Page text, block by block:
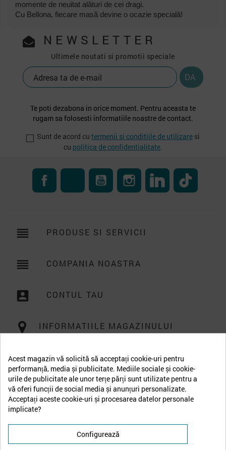
momente de neuitat alături de cei dragi.
Cu Bellona, fiecare masă devine o ocazie specială!
NEWSLETTER
Ultimele noutati si promotii speciale
Te poti dezabona in orice moment. Pentru aceasta te
rugam sa folosesti informatiile noastre de contact.
Sunt de acord cu termenii si conditiile de utilizare si
cu politica de confidentialitate.
FacebookRSS YouTube InstagramLinkedIn
reorder PRODUSE SI SERVICII
reorder COMPANIA NOASTRA
account_box CONTUL TAU
INFORMATIILE MAGAZINULUI
Acest magazin vă solicită să acceptați cookie-uri pentru
performanță, media și publicitate. Mediile sociale și cookie-
urile de publicitate ale unor terțe părți sunt utilizate pentru a
vă oferi funcții de social media și anunțuri personalizate.
Acceptați aceste cookie-uri și procesarea datelor personale
implicate?
Configurează